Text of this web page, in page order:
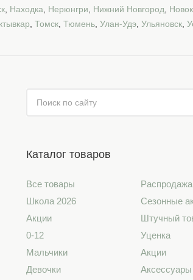
Находка Нерюнгри Нижний Новгород
Томск Тюмень Улан-Удэ Ульяновск
Каталог товаров
Все товары
Школа 2026
Акции
0-12
Мальчики
Девочки
Распродажа
Сезонные
Штучный
Уценка
Акции
Аксессуары